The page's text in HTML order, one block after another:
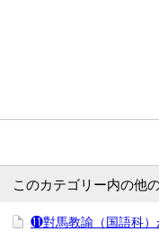
このカテゴリー内の他
⓫對馬教諭（国語科）